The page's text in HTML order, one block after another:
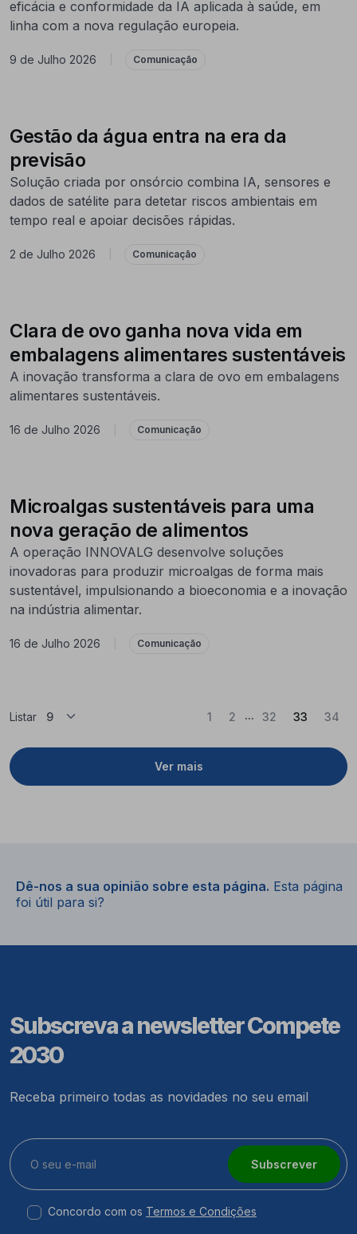
eficácia e conformidade da IA aplicada à saúde, em
linha com a nova regulação europeia.
9 de Julho 2026 Comunicação
Gestão da água entra na era da
previsão
Solução criada por onsórcio combina IA, sensores e
dados de satélite para detetar riscos ambientais em
tempo real e apoiar decisões rápidas.
2 de Julho 2026 Comunicação
Clara de ovo ganha nova vida em
embalagens alimentares sustentáveis
A inovação transforma a clara de ovo em embalagens
alimentares sustentáveis.
16 de Julho 2026 Comunicação
Microalgas sustentáveis para uma
nova geração de alimentos
A operação INNOVALG desenvolve soluções
inovadoras para produzir microalgas de forma mais
sustentável, impulsionando a bioeconomia e a inovação
na indústria alimentar.
16 de Julho 2026 Comunicação
Listar
Ver mais
1 2 ... 32 33(Atual)
34
Dê-nos a sua opinião sobre esta página. Esta página
foi útil para si?
Subscreva a newsletter Compete
2030
Receba primeiro todas as novidades no seu email
Subscrever
Concordo com os Termos e Condições